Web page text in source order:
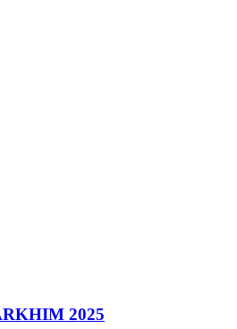
2025